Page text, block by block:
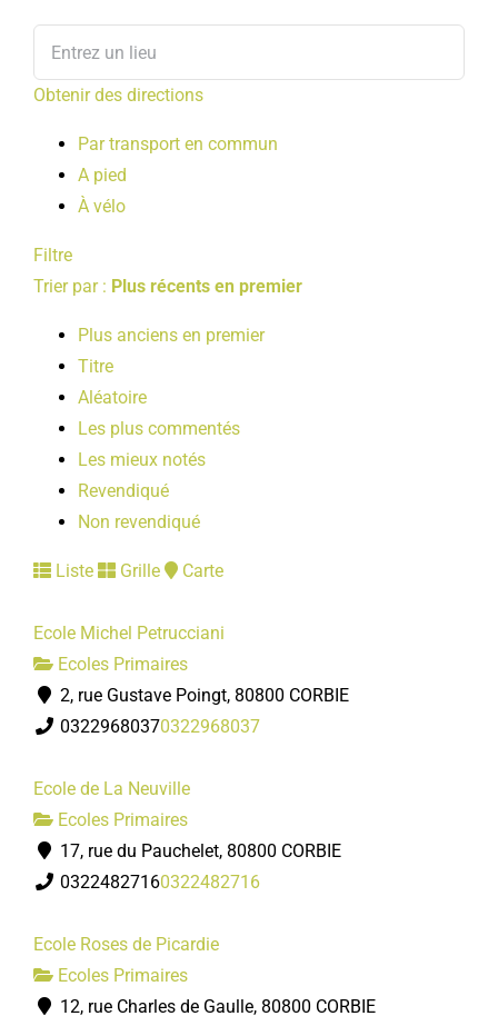
Obtenir des directions
Par transport en commun
A pied
À vélo
Filtre
Trier par : Plus récents en premier
Plus anciens en premier
Titre
Aléatoire
Les plus commentés
Les mieux notés
Revendiqué
Non revendiqué
Liste Grille Carte
Ecole Michel Petrucciani
Ecoles Primaires
2, rue Gustave Poingt, 80800 CORBIE
03229680370322968037
Ecole de La Neuville
Ecoles Primaires
17, rue du Pauchelet, 80800 CORBIE
03224827160322482716
Ecole Roses de Picardie
Ecoles Primaires
12, rue Charles de Gaulle, 80800 CORBIE